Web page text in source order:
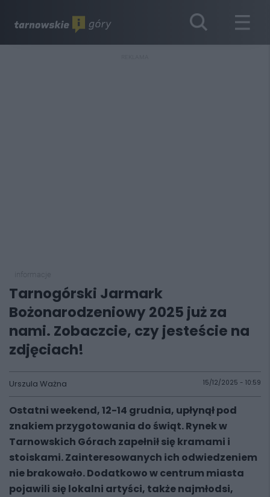
Tarnogórski Jarmark
Bożonarodzeniowy 2025 już za
nami. Zobaczcie, czy jesteście na
zdjęciach!
Urszula Ważna 15/12/2025 - 10:59
Ostatni weekend, 12-14 grudnia, upłynął pod
znakiem przygotowania do świąt. Rynek w
Tarnowskich Górach zapełnił się kramami i
stoiskami. Zainteresowanych ich odwiedzeniem
nie brakowało. Dodatkowo w centrum miasta
pojawili się lokalni artyści, także najmłodsi,